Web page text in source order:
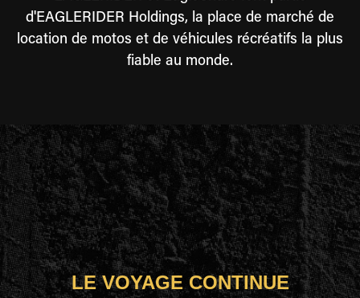
d'EAGLERIDER Holdings, la place de marché de
location de motos et de véhicules récréatifs la plus
fiable au monde.
LE VOYAGE CONTINUE